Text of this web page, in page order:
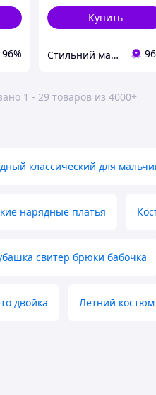
96%
Купить
Стильний малюк
1 - 29 товаров из 4000+
классический для
нарядные платья
свитер брюки бабочка
двойка Летний костюм